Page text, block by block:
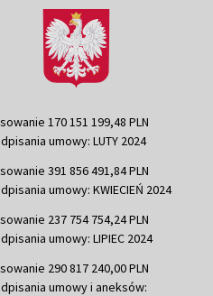
170 151 199,48 PLN
umowy: LUTY 2024
391 856 491,84 PLN
umowy: KWIECIEŃ 2024
237 754 754,24 PLN
umowy: LIPIEC 2024
290 817 240,00 PLN
umowy i aneksów: